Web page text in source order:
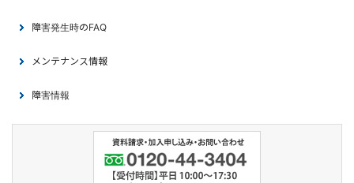
障害発生時のFAQ
メンテナンス情報
障害情報